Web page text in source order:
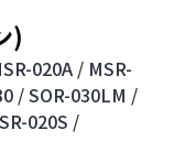
)
020A / MSR-
/SOR-030LM /
020S /